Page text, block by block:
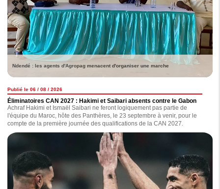
Ndendé : les agents d'Agropag menacent d'organiser une marche
Publié le 06 / 08 / 2026
Éliminatoires CAN 2027 : Hakimi et Saibari absents contre le Gabon
Achraf Hakimi et Ismaël Saibari ne feront logiquement pas partie de
l'équipe du Maroc, hôte des Panthères, le 23 septembre à venir, pour le
compte de la première journée des qualifications de la CAN 2027.